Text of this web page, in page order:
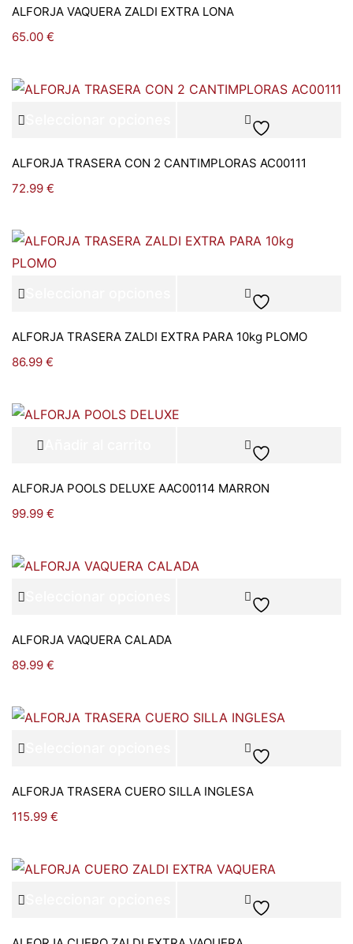
ALFORJA VAQUERA ZALDI EXTRA LONA
65.00 €
ALFORJA TRASERA CON 2 CANTIMPLORAS AC00111
72.99 €
ALFORJA TRASERA ZALDI EXTRA PARA 10kg PLOMO
86.99 €
ALFORJA POOLS DELUXE AAC00114 MARRON
99.99 €
ALFORJA VAQUERA CALADA
89.99 €
ALFORJA TRASERA CUERO SILLA INGLESA
115.99 €